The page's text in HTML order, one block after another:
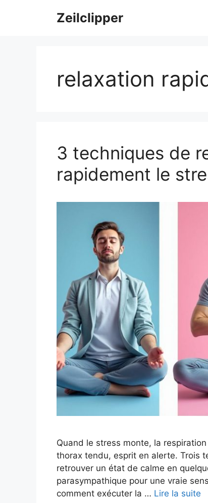
Zeilclipper
relaxation
3 techniques de
rapidement le
Quand le stress monte, la
thorax tendu, esprit en alerte. Trois
retrouver un état de calme en
parasympathique pour une vraie
comment exécuter la … Lire la suite